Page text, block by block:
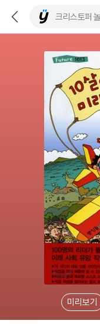
미리보기